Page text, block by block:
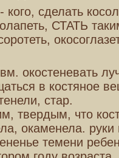
кого, сделать
СТАТЬ
окостеневать
в костяное
стар.
твердым, что
окаменела.
темени